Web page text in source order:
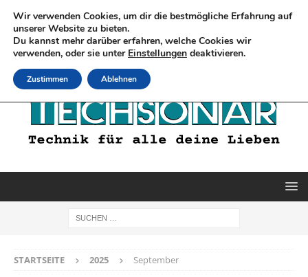
STARTSEITE 2025 September
Wir verwenden Cookies, um dir die bestmögliche Erfahrung auf
unserer Website zu bieten.
Du kannst mehr darüber erfahren, welche Cookies wir
verwenden, oder sie unter Einstellungen deaktivieren.
Zustimmen Ablehnen